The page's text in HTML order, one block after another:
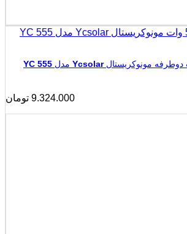
پنل خورشیدی 555 وات دوطرفه مونوکریستال Ycsolar مدل YC 555
9.324.000 تومان